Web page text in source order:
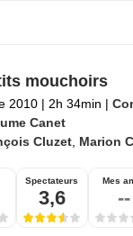
mouchoirs
2010 | 2h 34min |
Canet
Cluzet, Marion
Spectateurs
3,6
Mes
--